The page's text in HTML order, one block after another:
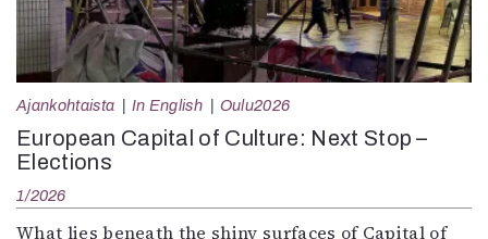
Ajankohtaista In English Oulu2026
European Capital of Culture: Next Stop –
Elections
1/2026
What lies beneath the shiny surfaces of Capital of